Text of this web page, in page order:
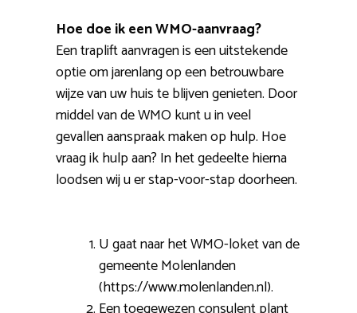
Hoe doe ik een WMO-aanvraag?
Een traplift aanvragen is een uitstekende
optie om jarenlang op een betrouwbare
wijze van uw huis te blijven genieten. Door
middel van de WMO kunt u in veel
gevallen aanspraak maken op hulp. Hoe
vraag ik hulp aan? In het gedeelte hierna
loodsen wij u er stap-voor-stap doorheen.
U gaat naar het WMO-loket van de
gemeente Molenlanden
(https://www.molenlanden.nl).